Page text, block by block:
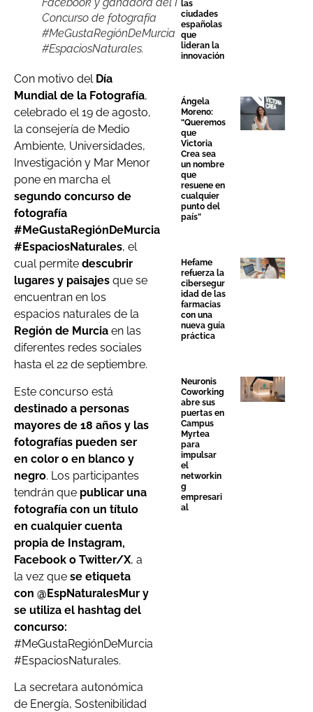
Facebook y ganadora del I
Concurso de fotografía
#MeGustaRegiónDeMurcia
#EspaciosNaturales.
Con motivo del Día
Mundial de la Fotografía,
celebrado el 19 de agosto,
la consejería de Medio
Ambiente, Universidades,
Investigación y Mar Menor
pone en marcha el
segundo concurso de
fotografía
#MeGustaRegiónDeMurcia
#EspaciosNaturales, el
cual permite descubrir
lugares y paisajes que se
encuentran en los
espacios naturales de la
Región de Murcia en las
diferentes redes sociales
hasta el 22 de septiembre.
Este concurso está
destinado a personas
mayores de 18 años y las
fotografías pueden ser
en color o en blanco y
negro. Los participantes
tendrán que publicar una
fotografía con un título
en cualquier cuenta
propia de Instagram,
Facebook o Twitter/X, a
la vez que se etiqueta
con @EspNaturalesMur y
se utiliza el hashtag del
concurso:
#MeGustaRegiónDeMurcia
#EspaciosNaturales.
La secretara autonómica
de Energía, Sostenibilidad
las
ciudades
españolas
que
lideran la
innovación
Ángela
Moreno:
“Queremos
que
Victoria
Crea sea
un nombre
que
resuene en
cualquier
punto del
país”
Hefame
refuerza la
cibersegur
idad de las
farmacias
con una
nueva guía
práctica
Neuronis
Coworking
abre sus
puertas en
Campus
Myrtea
para
impulsar
el
networkin
g
empresari
al